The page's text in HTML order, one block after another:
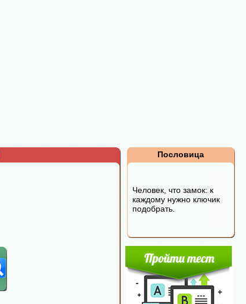
Пословица
Человек, что замок: к
каждому нужно ключик
подобрать.